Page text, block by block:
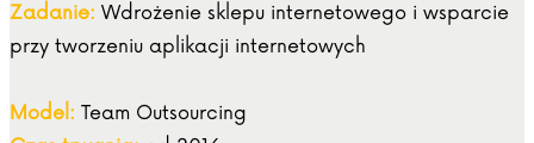
Zadanie: Wdrożenie sklepu internetowego i wsparcie
przy tworzeniu aplikacji internetowych
Model: Team Outsourcing